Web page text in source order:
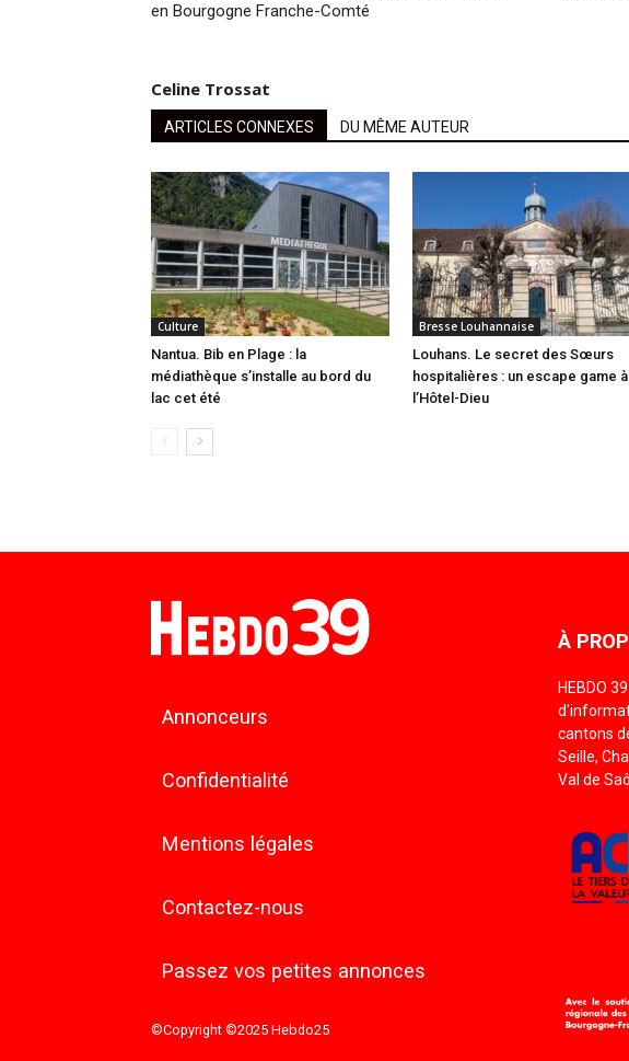
en Bourgogne Franche-Comté
Celine Trossat
ARTICLES CONNEXES DU MÊME AUTEUR
Culture
Nantua. Bib en Plage : la
médiathèque s’installe au bord du
lac cet été
Bresse Louhannaise
Louhans. Le secret des Sœurs
hospitalières : un escape game à
l’Hôtel-Dieu